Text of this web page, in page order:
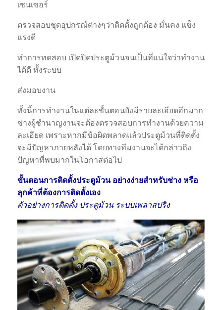
เซนเซอร์
ตรวจสอบชุดอุปกรณ์ต่างๆว่าติดตั้งถูกต้อง มั่นคง แข็ง
แรงดี
ทำการทดสอบ เปิดปิดประตูม้วนจนเป็นที่แน่ใจว่าทำงาน
ได้ดี ทั้งระบบ
ส่งมอบงาน
ทั้งนี้การทำงานในแต่ละขั้นตอนยังมีรายละเอียดอีกมาก
ช่างผู้ชำนาญงานจะต้องตรวจสอบการทำงานด้วยความ
ละเอียด เพราะหากมีข้อผิดพลาดแล้วประตูม้วนที่ติดตั้ง
จะมีปัญหาภายหลังได้ โดยทางทีมงานจะได้กล่าวถึง
ปัญหาที่พบมากในโอกาสต่อไป
ขั้นตอนการติดตั้งประตูม้วน อย่างง่ายสำหรับช่าง หรือ
ลุกค้าที่ต้องการติดตั้งเอง
ตัวอย่างการติดตั้ง ประตูม้วน ระบบเพลาสปริง